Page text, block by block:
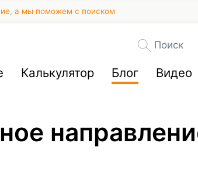
а мы поможем с поиском
Поиск
Калькулятор Блог Видео